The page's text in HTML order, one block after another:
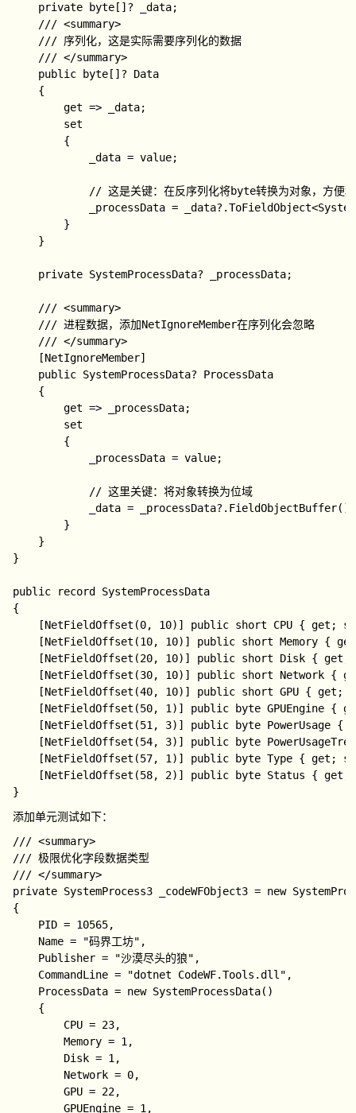
GPUEn
gine
50
GPU 0 -
51 3
1：低，2：
中，3：
PowerU
sageTr
end
54
况趋势（一
和GPU对功
非常低，
57
0：应用，
1：后台进
0
Status 58 2
2：挂起
    private byte[]? _data;
    /// <summary>
    /// 序列化，这是实际需要序列化的数据
    /// </summary>
    public byte[]? Data
    {
        get => _data;
        set
        {
            _data = value;
// 这是关键：在反序列化将byte转换为对象，方便
_processData =
        }
    }
    private SystemProcessData? _processData;
    /// <summary>
    /// 进程数据，添加NetIgnoreMember在序列化会忽略
    /// </summary>
    [NetIgnoreMember]
    public SystemProcessData? ProcessData
    {
        get => _processData;
        set
        {
            _processData = value;
            // 这里关键：将对象转换为位域
            _data = _processData?.FieldObjectBuffer();
        }
    }
}
public record SystemProcessData
{
[NetFieldOffset(0, 10)] public short CPU { get;
[NetFieldOffset(10, 10)] public short Memory {
[NetFieldOffset(20, 10)] public short Disk { get;
[NetFieldOffset(30, 10)] public short Network {
[NetFieldOffset(40, 10)] public short GPU { get;
[NetFieldOffset(50, 1)] public byte GPUEngine {
[NetFieldOffset(51, 3)] public byte PowerUsage {
[NetFieldOffset(54, 3)] public byte
[NetFieldOffset(57, 1)] public byte Type { get;
[NetFieldOffset(58, 2)] public byte Status { get;
添加单元测试如下：
/// <summary>
/// 极限优化字段数据类型
/// </summary>
private SystemProcess3 _codeWFObject3 = new
{
    PID = 10565,
    Name = "码界工坊",
    Publisher = "沙漠尽头的狼",
    CommandLine = "dotnet CodeWF.Tools.dll",
    ProcessData = new SystemProcessData()
    {
        CPU = 23,
        Memory = 1,
        Disk = 1,
        Network = 0,
        GPU = 22,
        GPUEngine = 1,